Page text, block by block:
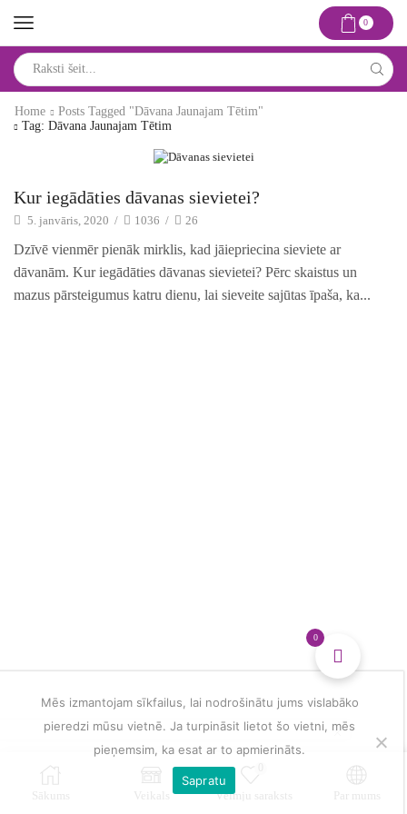
0
input
Home
Posts Tagged "dāvana Jaunajam Tētim"
Tag: Dāvana Jaunajam Tētim
Idejas un risinājumi
Kur iegādāties dāvanas sievietei?
5. janvāris, 2020 / 1036 / 26
Dzīvē vienmēr pienāk mirklis, kad jāiepriecina sieviete ar
dāvanām. Kur iegādāties dāvanas sievietei? Pērc skaistus un
mazus pārsteigumus katru dienu, lai sieveite sajūtas īpaša, ka...
Sākums Veikals Vēlmju saraksts Par mums
0
Mēs izmantojam sīkfailus, lai nodrošinātu jums vislabāko
pieredzi mūsu vietnē. Ja turpināsit lietot šo vietni, mēs
pieņemsim, ka esat ar to apmierināts.
Sapratu